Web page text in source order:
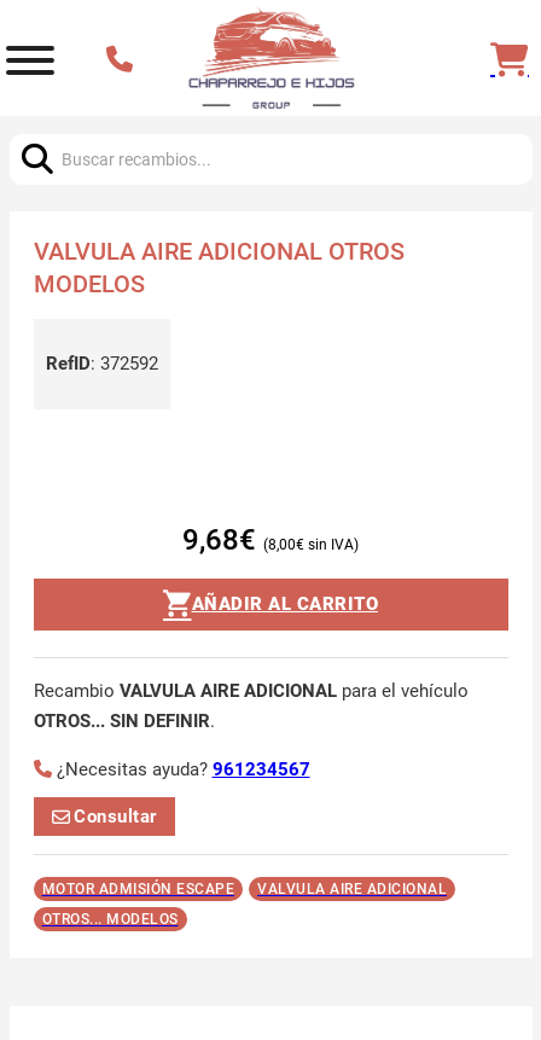
VALVULA AIRE ADICIONAL OTROS
MODELOS
RefID: 372592
9,68€ 8,00€
AÑADIR AL CARRITO
Recambio VALVULA AIRE ADICIONALpara el vehículo
OTROS... SIN DEFINIR.
¿Necesitas ayuda? 961234567
Consultar
MOTOR ADMISIÓN ESCAPE
VALVULA AIRE ADICIONAL
OTROS... MODELOS